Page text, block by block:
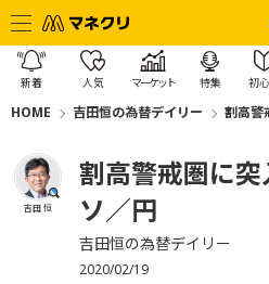
新着 人気 マーケット 特集 初
HOME 吉田恒の為替デイリー 割高警
吉田 恒
割高警戒圏に
ソ／円
吉田恒の為替デイリー
2020/02/19